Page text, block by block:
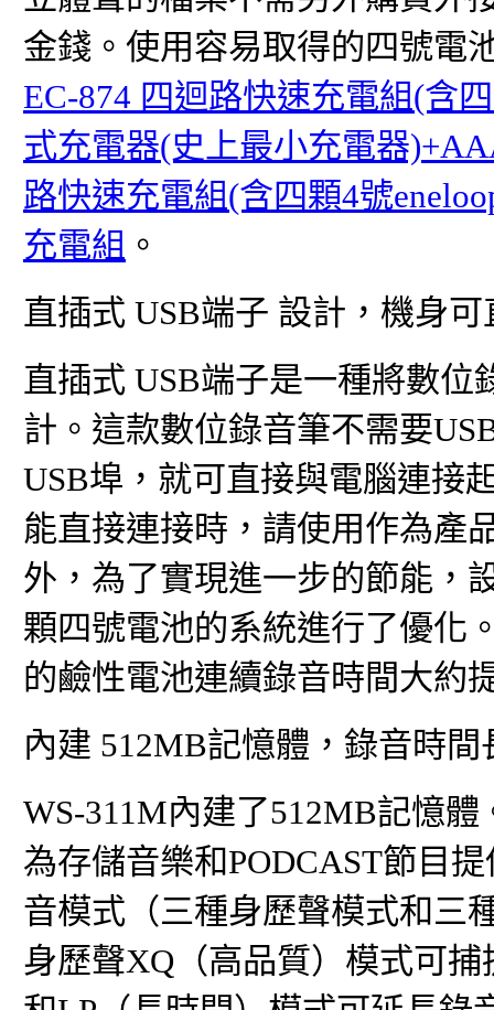
金錢。使用容易取得的四號電
EC-874 四迴路快速充電組(含
式充電器(史上最小充電器
路快速充電組(含四顆4號
充電組 。
直插式 USB端子 設計，機身
直插式 USB端子是一種將數
計。這款數位錄音筆不需要
USB埠，就可直接與電腦連接
能直接連接時，請使用作為產
外，為了實現進一步的節能，
顆四號電池的系統進行了優化
的鹼性電池連續錄音時間大約
內建 512MB記憶體，錄音時間
WS-311M內建了512MB記憶
為存儲音樂和PODCAST節目
音模式（三種身歷聲模式和三
身歷聲XQ（高品質）模式可